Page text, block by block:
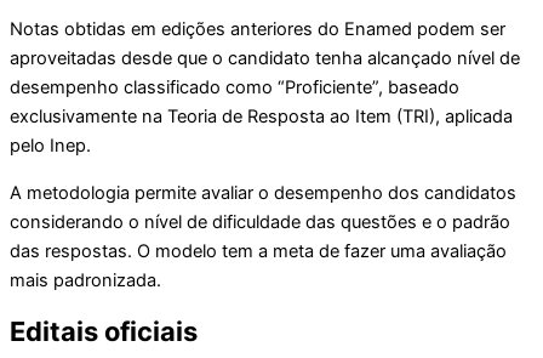
Notas obtidas em edições anteriores do Enamed podem ser
aproveitadas desde que o candidato tenha alcançado nível de
desempenho classificado como “Proficiente”, baseado
exclusivamente na Teoria de Resposta ao Item (TRI), aplicada
pelo Inep.
A metodologia permite avaliar o desempenho dos candidatos
considerando o nível de dificuldade das questões e o padrão
das respostas. O modelo tem a meta de fazer uma avaliação
mais padronizada.
Editais oficiais